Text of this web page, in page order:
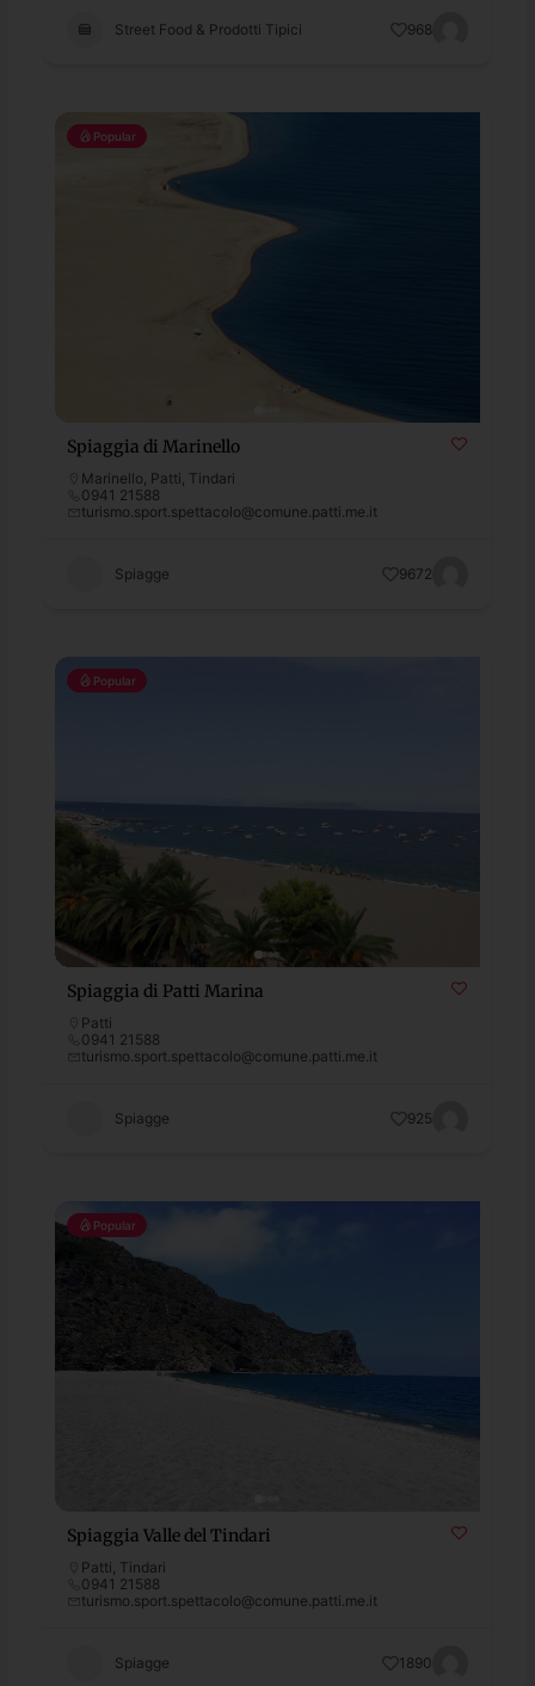
Street Food & Prodotti Tipici 968
Popular
Spiaggia di Marinello
Marinello Patti Tindari
0941 21588
turismo.sport.spettacolo@comune.patti.me.it
Spiagge 9672
Popular
Spiaggia di Patti Marina
Patti
0941 21588
turismo.sport.spettacolo@comune.patti.me.it
Spiagge 925
Popular
Spiaggia Valle del Tindari
Patti Tindari
0941 21588
turismo.sport.spettacolo@comune.patti.me.it
Spiagge 1890